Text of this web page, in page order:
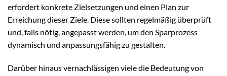
erfordert konkrete Zielsetzungen und einen Plan zur
Erreichung dieser Ziele. Diese sollten regelmäßig überprüft
und, falls nötig, angepasst werden, um den Sparprozess
dynamisch und anpassungsfähig zu gestalten.
Darüber hinaus vernachlässigen viele die Bedeutung von